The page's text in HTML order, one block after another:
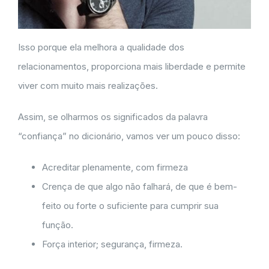
Isso porque ela melhora a qualidade dos
relacionamentos, proporciona mais liberdade e permite
viver com muito mais realizações.
Assim, se olharmos os significados da palavra
“confiança” no dicionário, vamos ver um pouco disso:
Acreditar plenamente, com firmeza
Crença de que algo não falhará, de que é bem-
feito ou forte o suficiente para cumprir sua
função.
Força interior; segurança, firmeza.